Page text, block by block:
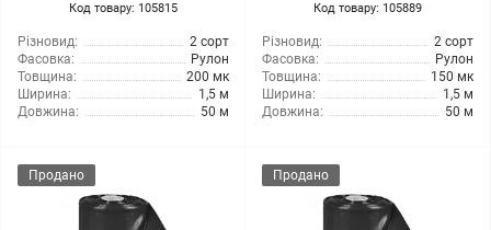
Код товару: 105815
Різновид:
2 сорт
Фасовка:
Рулон
Товщина:
200 мк
Ширина:
1,5 м
Довжина:
50 м
Код товару: 105889
Різновид:
2 сорт
Фасовка:
Рулон
Товщина:
150 мк
Ширина:
1,5 м
Довжина:
50 м
Продано Продано